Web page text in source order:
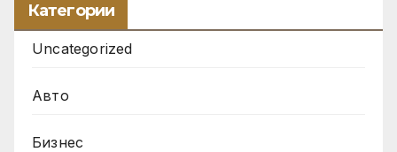
Категории
Uncategorized
Авто
Бизнес